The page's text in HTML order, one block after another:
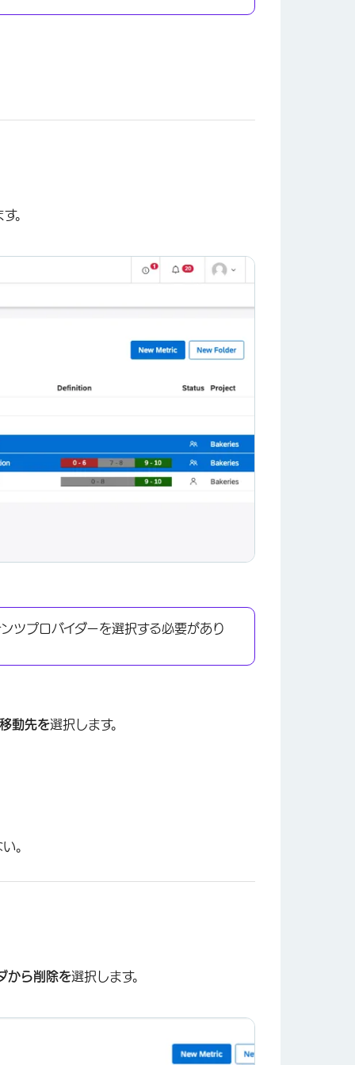
。
ツプロバイダーを選択する必要があり
移動先を選択します。
。
から削除を選択します。